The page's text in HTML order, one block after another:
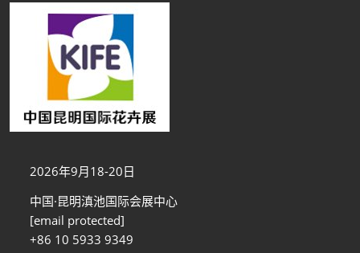
2026年9月18-20日
中国·昆明滇池国际会展中心
[email protected]
+86 10 5933 9349